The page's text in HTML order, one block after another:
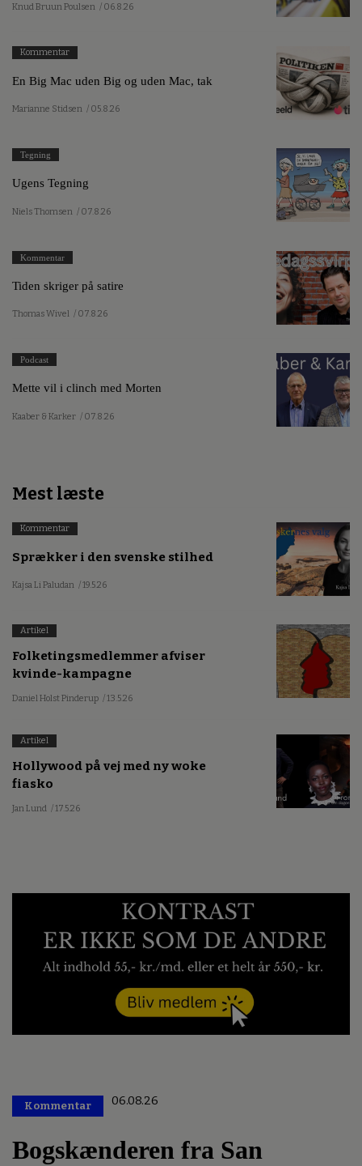
Knud Bruun Poulsen / 06.8.26
Kommentar
En Big Mac uden Big og uden Mac, tak
Marianne Stidsen / 05.8.26
Tegning
Ugens Tegning
Niels Thomsen / 07.8.26
Kommentar
Tiden skriger på satire
Thomas Wivel / 07.8.26
Podcast
Mette vil i clinch med Morten
Kaaber & Karker / 07.8.26
Mest læste
Kommentar
Sprækker i den svenske stilhed
Kajsa Li Paludan / 19.5.26
Artikel
Folketingsmedlemmer afviser
kvinde-kampagne
Daniel Holst Pinderup / 13.5.26
Artikel
Hollywood på vej med ny woke
fiasko
Jan Lund / 17.5.26
Kommentar 06.08.26
Bogskænderen fra San